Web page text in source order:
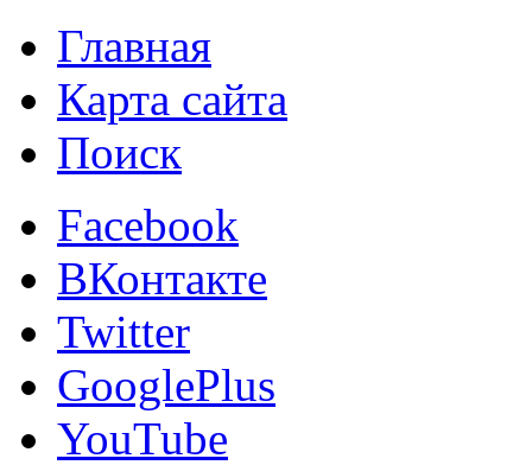
Главная
Карта сайта
Поиск
Facebook
ВКонтакте
Twitter
GooglePlus
YouTube